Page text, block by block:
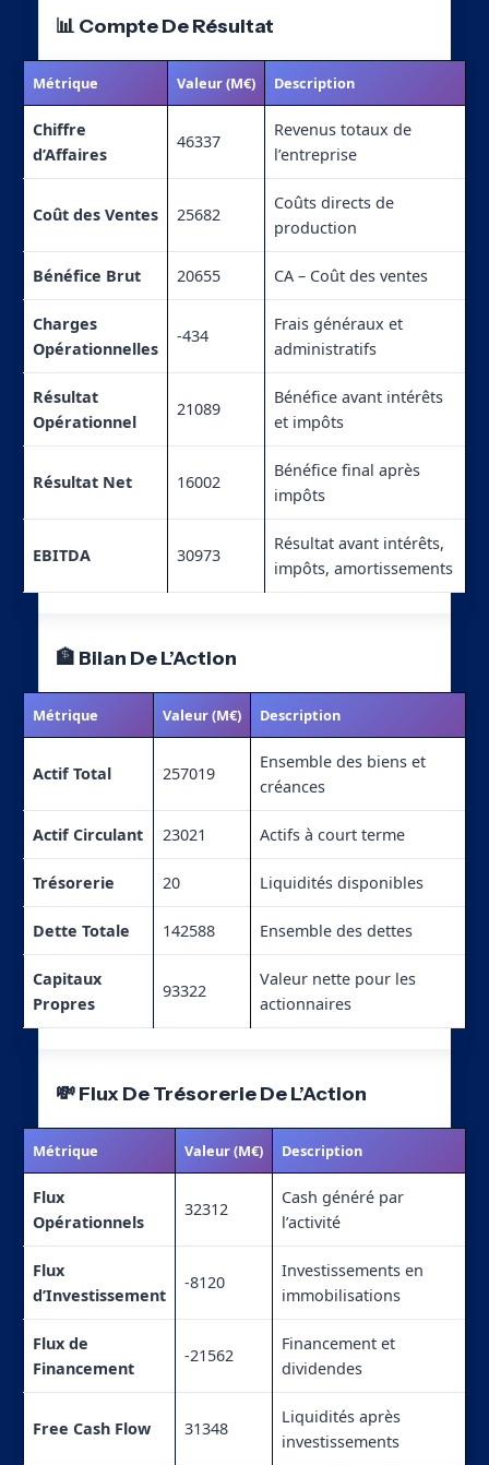
📊 Compte De Résultat
Métrique Valeur (M€) Description
Chiffre
d’Affaires
46337
Revenus totaux de
l’entreprise
Coût des Ventes 25682
Coûts directs de
production
Bénéfice Brut 20655 CA – Coût des ventes
Charges
Opérationnelles
-434
Frais généraux et
administratifs
Résultat
Opérationnel
21089
Bénéfice avant intérêts
et impôts
Résultat Net 16002
Bénéfice final après
impôts
EBITDA 30973
Résultat avant intérêts,
impôts, amortissements
🏦 Bilan De L’Action
Métrique Valeur (M€) Description
Actif Total 257019
Ensemble des biens et
créances
Actif Circulant 23021 Actifs à court terme
Trésorerie 20 Liquidités disponibles
Dette Totale 142588 Ensemble des dettes
Capitaux
Propres
93322
Valeur nette pour les
actionnaires
💸 Flux De Trésorerie De L’Action
Métrique Valeur (M€) Description
Flux
Opérationnels
32312
Cash généré par
l’activité
Flux
d’Investissement
-8120
Investissements en
immobilisations
Flux de
Financement
-21562
Financement et
dividendes
Free Cash Flow 31348
Liquidités après
investissements